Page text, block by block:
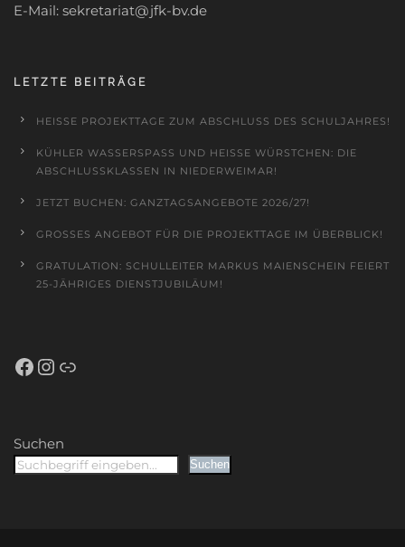
E-Mail: sekretariat@jfk-bv.de
LETZTE BEITRÄGE
HEISSE PROJEKTTAGE ZUM ABSCHLUSS DES SCHULJAHRES!
KÜHLER WASSERSPASS UND HEISSE WÜRSTCHEN: DIE AB
SCHLUSSKLASSEN IN NIEDERWEIMAR!
JETZT BUCHEN: GANZTAGSANGEBOTE 2026/27!
GROSSES ANGEBOT FÜR DIE PROJEKTTAGE IM ÜBERBLICK!
GRATULATION: SCHULLEITER MARKUS MAIENSCHEIN FEIERT
25-JÄHRIGES DIENSTJUBILÄUM!
Facebook
Instagram
Schulportal Hessen
Suchen
Suchen